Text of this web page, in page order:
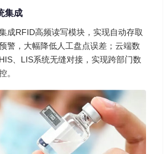
集成
成RFID高频读写模块，实现自动存取
警，大幅降低人工盘点误差；云端数
、LIS系统无缝对接，实现跨部门数
。